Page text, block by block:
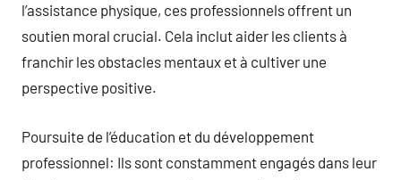
l’assistance physique, ces professionnels offrent un
soutien moral crucial. Cela inclut aider les clients à
franchir les obstacles mentaux et à cultiver une
perspective positive.
Poursuite de l’éducation et du développement
professionnel: Ils sont constamment engagés dans leur